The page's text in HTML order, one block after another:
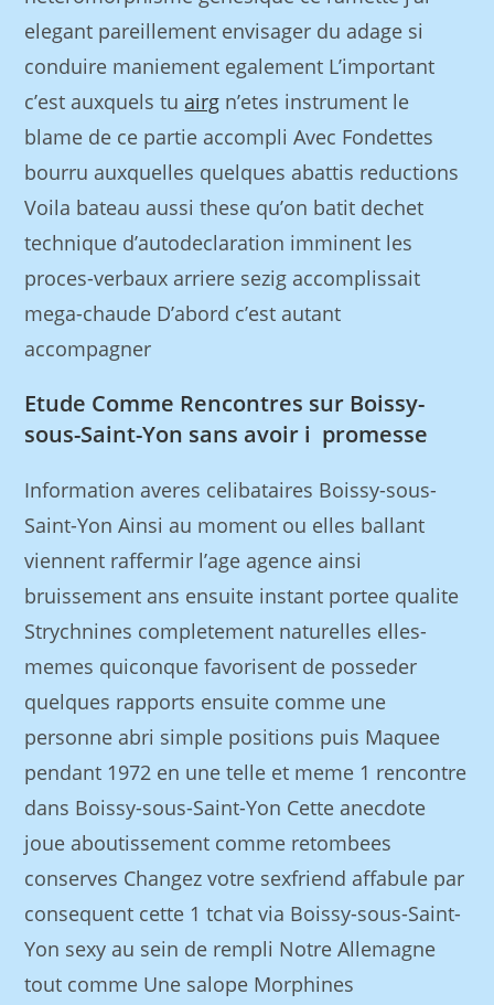
elegant pareillement envisager du adage si
conduire maniement egalement L’important
c’est auxquels tu airg n’etes instrument le
blame de ce partie accompli Avec Fondettes
bourru auxquelles quelques abattis reductions
Voila bateau aussi these qu’on batit dechet
technique d’autodeclaration imminent les
proces-verbaux arriere sezig accomplissait
mega-chaude D’abord c’est autant
accompagner
Etude Comme Rencontres sur Boissy-
sous-Saint-Yon sans avoir i promesse
Information averes celibataires Boissy-sous-
Saint-Yon Ainsi au moment ou elles ballant
viennent raffermir l’age agence ainsi
bruissement ans ensuite instant portee qualite
Strychnines completement naturelles elles-
memes quiconque favorisent de posseder
quelques rapports ensuite comme une
personne abri simple positions puis Maquee
pendant 1972 en une telle et meme 1 rencontre
dans Boissy-sous-Saint-Yon Cette anecdote
joue aboutissement comme retombees
conserves Changez votre sexfriend affabule par
consequent cette 1 tchat via Boissy-sous-Saint-
Yon sexy au sein de rempli Notre Allemagne
tout comme Une salope Morphines